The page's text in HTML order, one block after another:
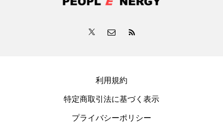
利用規約
特定商取引法に基づく表示
プライバシーポリシー